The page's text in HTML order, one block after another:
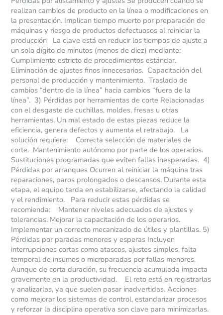
realizan cambios de producto en la línea o modificaciones en
la presentación. Implican tiempo muerto por preparación de
máquinas y riesgo de productos defectuosos al reiniciar la
producción La clave está en reducir los tiempos de ajuste a
un solo dígito de minutos (menos de diez) mediante:
Cumplimiento estricto de procedimientos estándar.
Eliminación de ajustes finos innecesarios. Capacitación del
personal de producción y mantenimiento. Traslado de
cambios “dentro de la línea” hacia cambios “fuera de la
línea”. 3) Pérdidas por herramientas de corte Relacionadas
con el desgaste de cuchillas, moldes, fresas u otras
herramientas. Un mal estado de estas piezas reduce la
eficiencia, genera defectos y aumenta el retrabajo. La
solución requiere: Correcta selección de materiales de
corte. Mantenimiento autónomo por parte de los operarios.
Sustituciones programadas que eviten fallas inesperadas. 4)
Pérdidas por arranques Ocurren al reiniciar la máquina tras
reparaciones, paros prolongados o descansos. Durante esta
etapa, el equipo tarda en estabilizarse, afectando la calidad
y el rendimiento. Para reducir estas pérdidas se
recomienda: Mantener niveles adecuados de ajustes y
tolerancias. Mejorar la capacitación de los operarios.
Implementar un correcto mecanizado de útiles y plantillas. 5)
Pérdidas por paradas menores y esperas Incluyen
interrupciones cortas como atascos, ajustes simples, falta
temporal de insumos o microparadas por fallas menores.
Aunque de corta duración, su frecuencia acumulada impacta
gravemente en la productividad. El reto está en registrarlas
y analizarlas, ya que suelen pasar inadvertidas. Acciones
como mejorar los sistemas de control, estandarizar procesos
y reforzar la disciplina operativa son clave para minimizarlas.